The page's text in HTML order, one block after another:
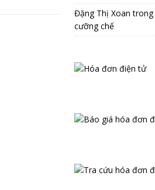
Đặng Thị Xoan trong
cưỡng chế